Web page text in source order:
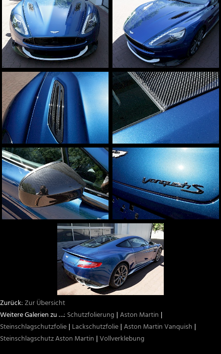
Sichtschutz
Sonnenschutz
Team
Infrastruktur
Zur Übersicht
Schutzfolierung Aston Martin
Steinschlagschutzfolie Lackschutzfolie Aston Martin Vanquish
Steinschlagschutz Aston Martin Vollverklebung